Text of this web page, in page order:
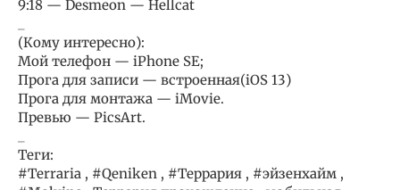
9:18 — Desmeon — Hellcat
(Кому интересно):
Мой телефон — iPhone SE;
Прога для записи — встроенная(iOS 13)
Прога для монтажа — iMovie.
Превью — PicsArt.
Теги:
#Terraria , #Qeniken , #Террария , #эйзенхайм ,